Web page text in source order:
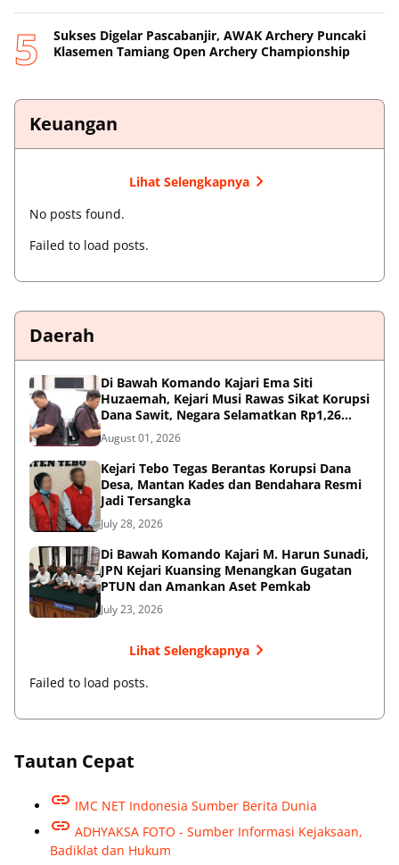
Sukses Digelar Pascabanjir, AWAK Archery Puncaki
Klasemen Tamiang Open Archery Championship
Keuangan
Lihat Selengkapnya
No posts found.
Failed to load posts.
Daerah
Di Bawah Komando Kajari Ema Siti
Huzaemah, Kejari Musi Rawas Sikat Korupsi
Dana Sawit, Negara Selamatkan Rp1,26
Miliar
August 01, 2026
Kejari Tebo Tegas Berantas Korupsi Dana
Desa, Mantan Kades dan Bendahara Resmi
Jadi Tersangka
July 28, 2026
Di Bawah Komando Kajari M. Harun Sunadi,
JPN Kejari Kuansing Menangkan Gugatan
PTUN dan Amankan Aset Pemkab
July 23, 2026
Lihat Selengkapnya
Failed to load posts.
Tautan Cepat
IMC NET Indonesia Sumber Berita Dunia
ADHYAKSA FOTO - Sumber Informasi Kejaksaan,
Badiklat dan Hukum